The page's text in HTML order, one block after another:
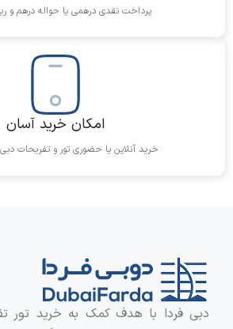
پرداخت نقدی درهمی یا حواله درهم و
امکان خرید آسان
خرید آنلاین یا حضوری تور و تفریحات
دبی فردا با هدف کمک به خرید تور